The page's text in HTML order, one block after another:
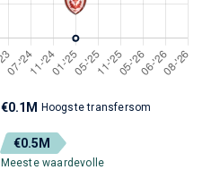
€0.1M Hoogste transfersom
€0.5M
Meeste waardevolle